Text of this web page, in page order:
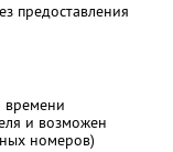
предоставления
времени
и возможен
номеров)